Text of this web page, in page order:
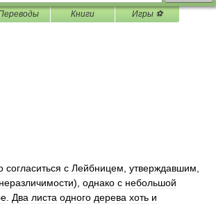
Книги Игры ⚽
согласиться с Лейбницем утверждавшим
неразличимости), однако с небольшой
Два листа одного дерева хоть и